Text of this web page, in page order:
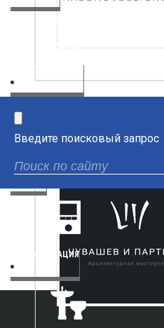
Введите поисковый запрос
ТЕПЛОВОЙ НАСОС
ВОЗДУХА
АВТОМАТИЗАЦИЯ